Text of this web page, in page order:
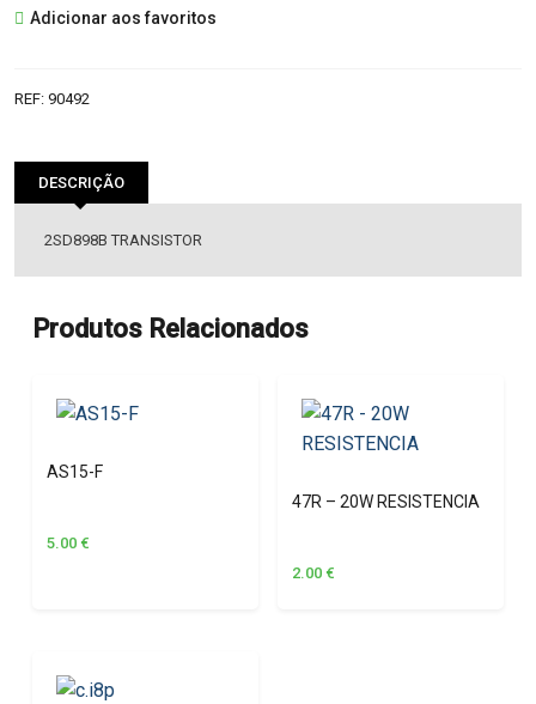
TRANSISTOR
Adicionar aos favoritos
REF: 90492
DESCRIÇÃO
2SD898B TRANSISTOR
Produtos Relacionados
AS15-F
5.00 €
47R – 20W RESISTENCIA
2.00 €